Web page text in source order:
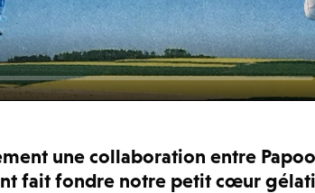
une collaboration entre
fait fondre notre petit cœur